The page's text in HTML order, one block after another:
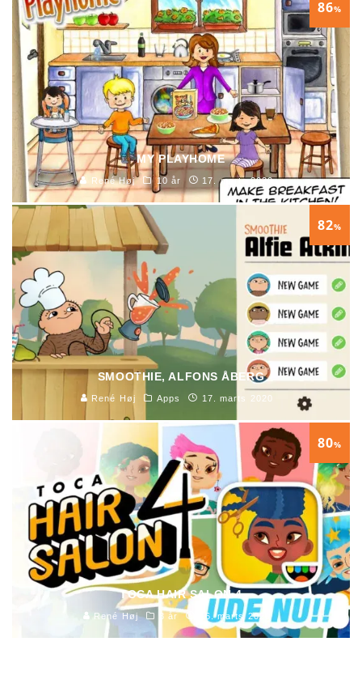
86%
MY PLAYHOME
René Høj 10 år 17. marts 2020
82%
SMOOTHIE, ALFONS ÅBERG
René Høj Apps 17. marts 2020
80%
TOCA HAIR SALON 4
René Høj 3 år 16. marts 2020